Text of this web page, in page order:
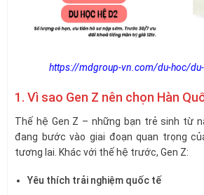
https://mdgroup-vn.com/du-hoc/
1. Vì sao Gen Z nên chọn Hàn
Thế hệ Gen Z – những bạn trẻ sinh từ
đang bước vào giai đoạn quan trọng
tương lai. Khác với thế hệ trước, Gen Z:
Yêu thích trải nghiệm quốc tế